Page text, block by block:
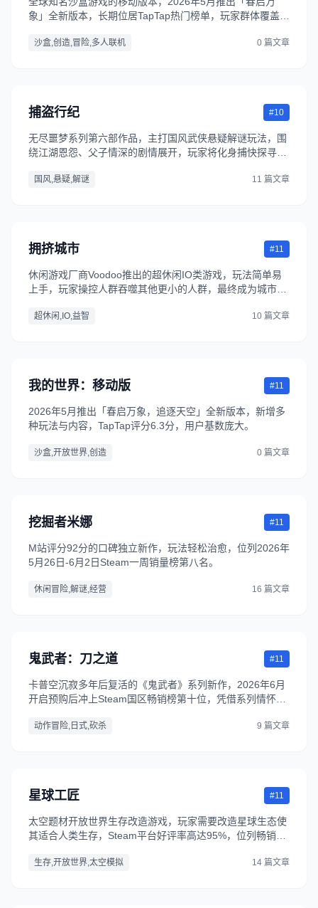
象」全新版本，长期位居TapTap热门榜单，玩家群体覆盖全
沙盒,创造,冒险,多人联机 0 篇文章
捕盗行纪 #10
无尽噩梦系列第六部作品，主打国风武侠悬疑解谜玩法，围
绕江湖恩怨、父子情深的剧情展开，玩家将化身捕快探寻案
分。
国风,悬疑,解谜 11 篇文章
拥挤城市 #11
休闲游戏厂商Voodoo推出的超休闲IO类游戏，玩法简单易
上手，玩家操控人群吞噬其他更小的人群，最终成为城市中
度榜首，传播性极强。
超休闲,IO,益智 10 篇文章
我的世界：移动版 #11
2026年5月推出「春启万象，追逐天空」全新版本，新增多
种玩法与内容，TapTap评分6.3分，用户基数庞大。
沙盒,开放世界,创造 0 篇文章
挖掘者米娜 #11
M站评分92分的口碑独立新作，玩法轻松治愈，位列2026年
5月26日-6月2日Steam一周销量榜第八名。
休闲冒险,解谜,经营 16 篇文章
鬼武者：刀之道 #11
卡普空沉寂多年后复活的《鬼武者》系列新作，2026年6月
开启预购后冲上Steam国区畅销榜第十位，凭借系列情怀和
动作冒险,日式,砍杀 9 篇文章
星球工匠 #11
太空题材开放世界生存改造游戏，玩家需要改造星球生态使
其适合人类生存，Steam平台好评率高达95%，位列畅销榜
生存,开放世界,太空模拟 14 篇文章